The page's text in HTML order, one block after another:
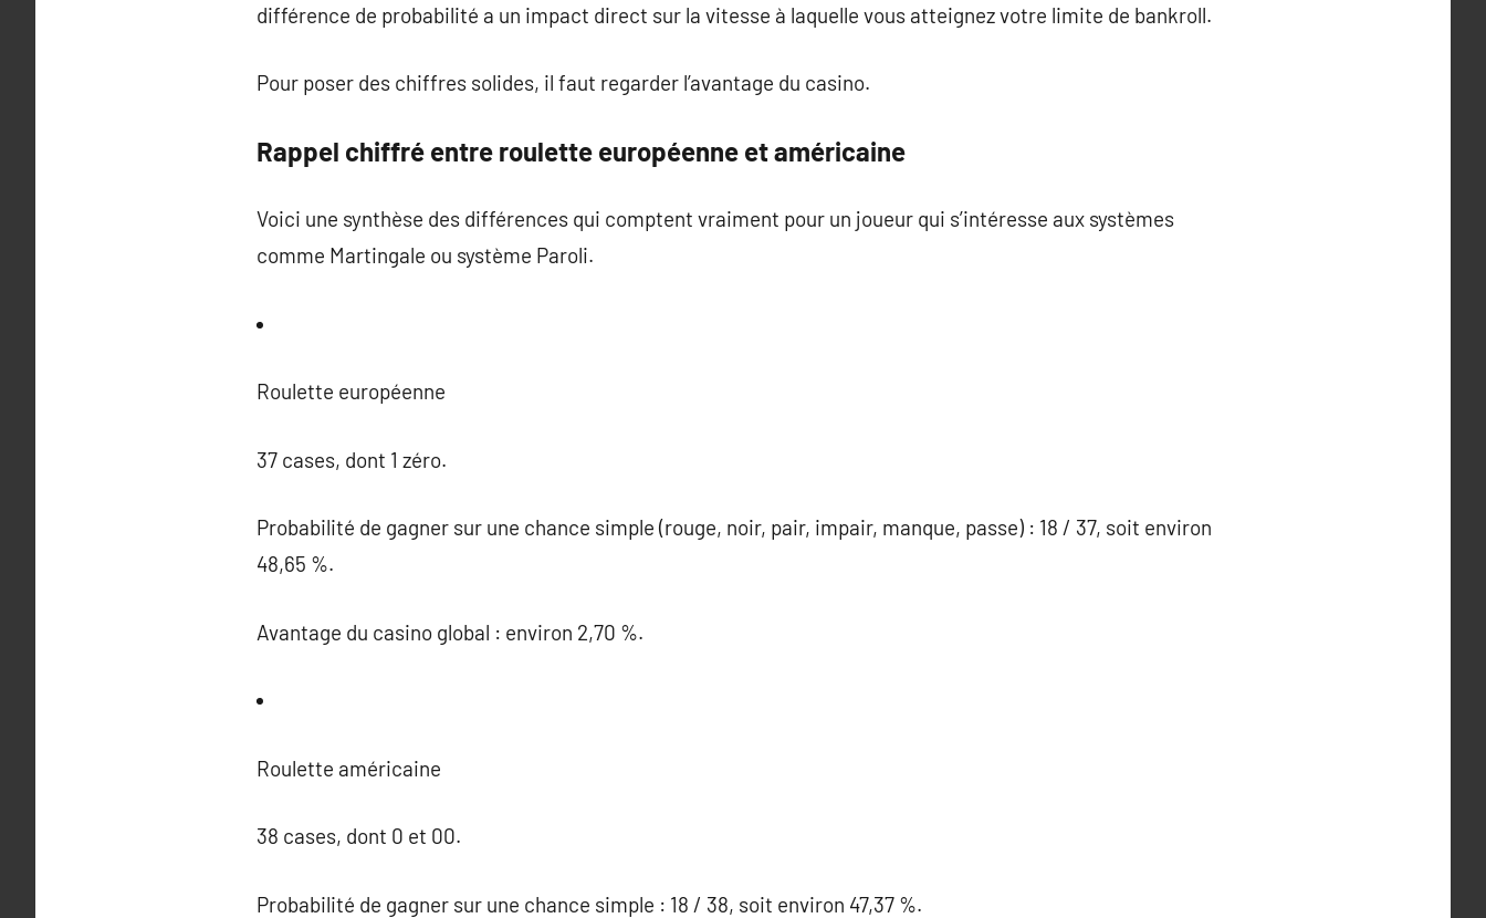
différence de probabilité a un impact direct sur la vitesse à laquelle vous atteignez votre limite de bankroll.
Pour poser des chiffres solides, il faut regarder l’avantage du casino.
Rappel chiffré entre roulette européenne et américaine
Voici une synthèse des différences qui comptent vraiment pour un joueur qui s’intéresse aux systèmes
comme Martingale ou système Paroli.
Roulette européenne
37 cases, dont 1 zéro.
Probabilité de gagner sur une chance simple (rouge, noir, pair, impair, manque, passe) : 18 / 37, soit environ
48,65 %.
Avantage du casino global : environ 2,70 %.
Roulette américaine
38 cases, dont 0 et 00.
Probabilité de gagner sur une chance simple : 18 / 38, soit environ 47,37 %.